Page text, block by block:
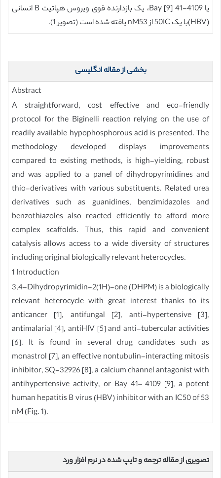
یا 4109-41 Bay [9]، یک بازدارنده قوی ویروس هپاتیت B انسانی
(HBV)با یک 50IC از nM53 یافته شده است (تصویر 1).
بخشی از مقاله انگلیسی
Abstract
A straightforward, cost effective and eco-friendly
protocol for the Biginelli reaction relying on the use of
readily available hypophosphorous acid is presented. The
methodology developed displays improvements
compared to existing methods, is high-yielding, robust
and was applied to a panel of dihydropyrimidines and
thio-derivatives with various substituents. Related urea
derivatives such as guanidines, benzimidazoles and
benzothiazoles also reacted efficiently to afford more
complex scaffolds. Thus, this rapid and convenient
catalysis allows access to a wide diversity of structures
including original biologically relevant heterocycles.
1 Introduction
3,4-Dihydropyrimidin-2(1H)-one (DHPM) is a biologically
relevant heterocycle with great interest thanks to its
anticancer [1], antifungal [2], anti-hypertensive [3],
antimalarial [4], antiHIV [5] and anti-tubercular activities
[6]. It is found in several drug candidates such as
monastrol [7], an effective nontubulin-interacting mitosis
inhibitor, SQ-32926 [8], a calcium channel antagonist with
antihypertensive activity, or Bay 41– 4109 [9], a potent
human hepatitis B virus (HBV) inhibitor with an IC50 of 53
nM (Fig. 1).
تصویری از مقاله ترجمه و تایپ شده در نرم افزار ورد